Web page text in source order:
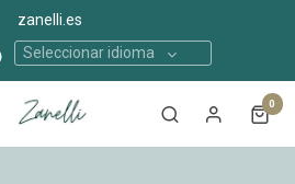
zanelli.es
Seleccionar idioma
0